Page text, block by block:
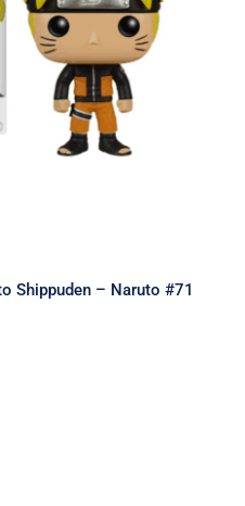
Naruto
#71 Vinyl Figure
Shippuden – Naruto #71